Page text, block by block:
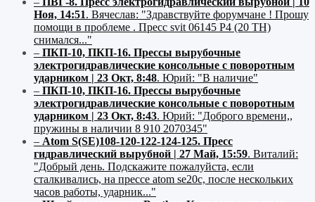
Ноя, 14:51. Вячеслав: "Здравствуйте форумчане ! Прошу
помощи в проблеме . Пресс svit 06145 P4 (20 ТН)
снимался..."
– ПКП-10, ПКП-16. Прессы вырубочные
электрогидравлические консольные с поворотным
ударником | 23 Окт, 8:48. Юрий: "В наличие"
– ПКП-10, ПКП-16. Прессы вырубочные
электрогидравлические консольные с поворотным
ударником | 23 Окт, 8:43. Юрий: "Доброго времени,,
пружины в наличии 8 910 2070345"
– Atom S(SE)108-120-122-124-125. Пресс
гидравлический вырубной | 27 Май, 15:59. Виталий:
"Добрый день. Подскажите пожалуйста, если
сталкивались, на прессе atom se20c, после нескольких
часов работы, ударник..."